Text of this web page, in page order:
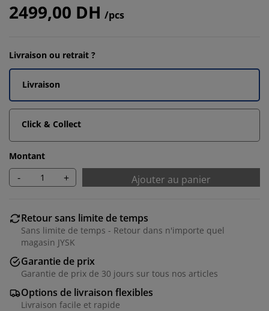
2499,00 DH /pcs
Livraison ou retrait ?
Livraison
Click & Collect
Montant
- + Ajouter au panier
Retour sans limite de temps
Sans limite de temps - Retour dans n'importe quel
magasin JYSK
Garantie de prix
Garantie de prix de 30 jours sur tous nos articles
Options de livraison flexibles
Livraison facile et rapide